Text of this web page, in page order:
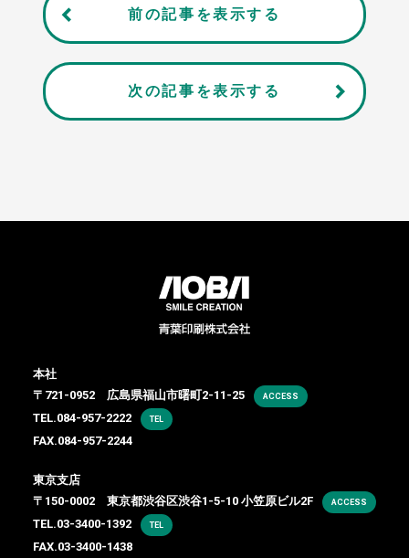
前の記事を表示する
次の記事を表示する
本社
〒721-0952 広島県福山市曙町2-11-25
ACCESS
TEL.084-957-2222 TEL
FAX.084-957-2244
東京支店
〒150-0002 東京都渋谷区渋谷1-5-10 小笠原ビル2F
ACCESS
TEL.03-3400-1392 TEL
FAX.03-3400-1438